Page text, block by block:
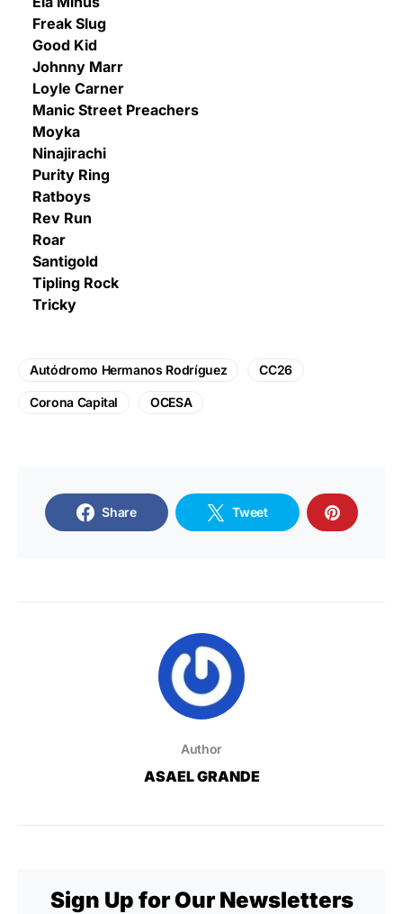
Freak Slug
Good Kid
Johnny Marr
Loyle Carner
Manic Street Preachers
Moyka
Ninajirachi
Purity Ring
Ratboys
Rev Run
Roar
Santigold
Tipling Rock
Tricky
Autódromo Hermanos Rodríguez CC26
Corona Capital OCESA
Share Tweet
Author
ASAEL GRANDE
Sign Up for Our Newsletters